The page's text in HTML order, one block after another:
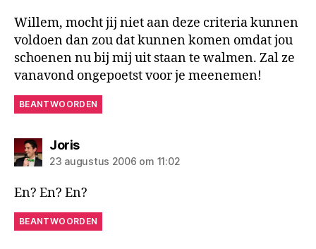
Willem, mocht jij niet aan deze criteria kunnen
voldoen dan zou dat kunnen komen omdat jou
schoenen nu bij mij uit staan te walmen. Zal ze
vanavond ongepoetst voor je meenemen!
BEANTWOORDEN
Joriszegt:
23 augustus 2006 om 11:02
En? En? En?
BEANTWOORDEN